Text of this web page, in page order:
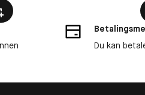
Du kan